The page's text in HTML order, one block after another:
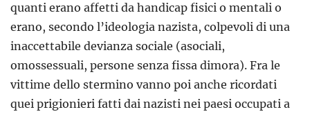
quanti erano affetti da handicap fisici o mentali o
erano, secondo l’ideologia nazista, colpevoli di una
inaccettabile devianza sociale (asociali,
omossessuali, persone senza fissa dimora). Fra le
vittime dello stermino vanno poi anche ricordati
quei prigionieri fatti dai nazisti nei paesi occupati a